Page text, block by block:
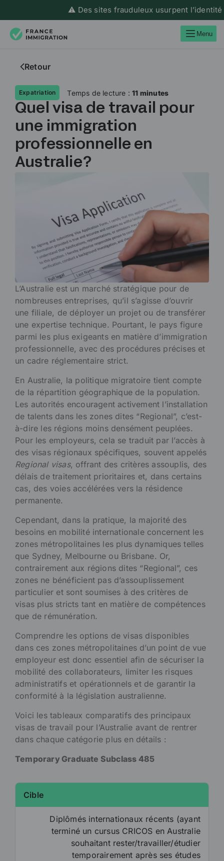
⚠️ Des sites frauduleux usurpent l’identité de
Menu
Retour
Expatriation Temps de lecture :11 minutes
Quel visa de travail pour
une immigration
professionnelle en
Australie ?
L’Australie est un marché stratégique pour de
nombreuses entreprises, qu’il s’agisse d’ouvrir
une filiale, de déployer un projet ou de transférer
une expertise technique. Pourtant, le pays figure
parmi les plus exigeants en matière d’immigration
professionnelle, avec des procédures précises et
un cadre réglementaire strict.
En Australie, la politique migratoire tient compte
de la répartition géographique de la population.
Les autorités encouragent activement l’installation
de talents dans les zones dites “Regional”, c’est-
à-dire les régions moins densément peuplées.
Pour les employeurs, cela se traduit par l’accès à
des visas régionaux spécifiques, souvent appelés
Regional visas, offrant des critères assouplis, des
délais de traitement prioritaires et, dans certains
cas, des voies accélérées vers la résidence
permanente.
Cependant, dans la pratique, la majorité des
besoins en mobilité internationale concernent les
zones métropolitaines les plus dynamiques telles
que Sydney, Melbourne ou Brisbane. Or,
contrairement aux régions dites “Regional”, ces
zones ne bénéficient pas d’assouplissement
particulier et sont soumises à des critères de
visas plus stricts tant en matière de compétences
que de rémunération.
Comprendre les options de visas disponibles
dans ces zones métropolitaines d’un point de vue
employeur est donc essentiel afin de sécuriser la
mobilité des collaborateurs, limiter les risques
administratifs et opérationnels et de garantir la
conformité à la législation australienne.
Voici les tableaux comparatifs des principaux
visas de travail pour l’Australie avant de rentrer
dans chaque catégorie plus en détails :
Temporary Graduate Subclass 485
Cible
Diplômés internationaux récents (ayant
terminé un cursus CRICOS en Australie
souhaitant rester/travailler/étudier
temporairement après ses études